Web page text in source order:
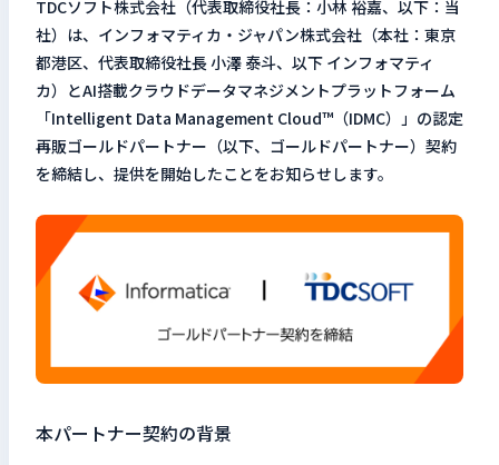
JP EN
検索キーワードを入力
閉じる
TDCソフト株式会社（代表取締役社長：小林 裕嘉、以下：当
社）は、インフォマティカ・ジャパン株式会社（本社：東京
都港区、代表取締役社長 小澤 泰斗、以下 インフォマティ
カ）とAI搭載クラウドデータマネジメントプラットフォーム
「Intelligent Data Management Cloud™（IDMC）」の認定
再販ゴールドパートナー（以下、ゴールドパートナー）契約
を締結し、提供を開始したことをお知らせします。
本パートナー契約の背景